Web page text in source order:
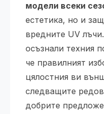
модели всеки
естетика, но и
вредните UV
осъзнали техния
че правилният
цялостния ви
следващите
добрите